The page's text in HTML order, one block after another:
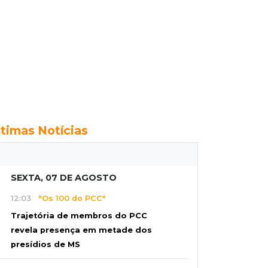
Notícias
SEXTA, 07 DE AGOSTO
12:03 "Os 100 do PCC"
Trajetória de membros do PCC
revela presença em metade dos
presídios de MS